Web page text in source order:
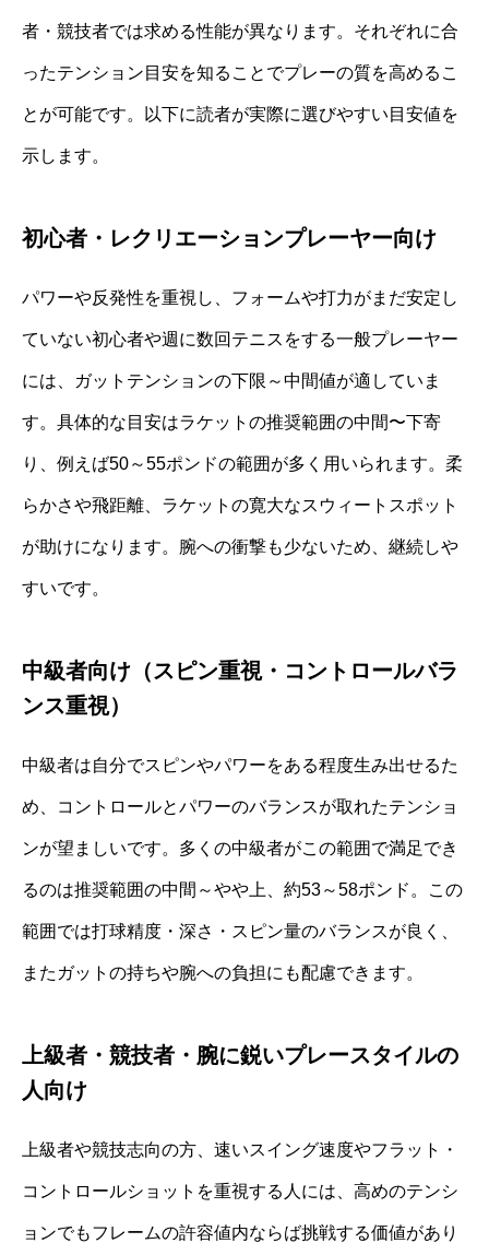
者・競技者では求める性能が異なります。それぞれに合
ったテンション目安を知ることでプレーの質を高めるこ
とが可能です。以下に読者が実際に選びやすい目安値を
示します。
初心者・レクリエーションプレーヤー向け
パワーや反発性を重視し、フォームや打力がまだ安定し
ていない初心者や週に数回テニスをする一般プレーヤー
には、ガットテンションの下限～中間値が適していま
す。具体的な目安はラケットの推奨範囲の中間〜下寄
り、例えば50～55ポンドの範囲が多く用いられます。柔
らかさや飛距離、ラケットの寛大なスウィートスポット
が助けになります。腕への衝撃も少ないため、継続しや
すいです。
中級者向け（スピン重視・コントロールバラ
ンス重視）
中級者は自分でスピンやパワーをある程度生み出せるた
め、コントロールとパワーのバランスが取れたテンショ
ンが望ましいです。多くの中級者がこの範囲で満足でき
るのは推奨範囲の中間～やや上、約53～58ポンド。この
範囲では打球精度・深さ・スピン量のバランスが良く、
またガットの持ちや腕への負担にも配慮できます。
上級者・競技者・腕に鋭いプレースタイルの
人向け
上級者や競技志向の方、速いスイング速度やフラット・
コントロールショットを重視する人には、高めのテンシ
ョンでもフレームの許容値内ならば挑戦する価値があり